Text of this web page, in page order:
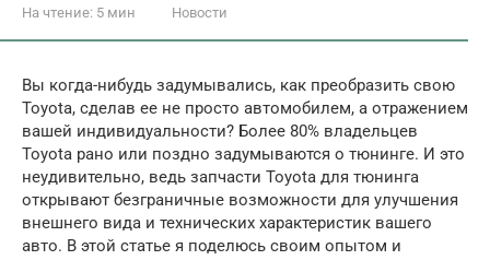
На чтение: 5 мин Новости
Вы когда-нибудь задумывались, как преобразить свою
Toyota, сделав ее не просто автомобилем, а отражением
вашей индивидуальности? Более 80% владельцев
Toyota рано или поздно задумываются о тюнинге. И это
неудивительно, ведь запчасти Toyota для тюнинга
открывают безграничные возможности для улучшения
внешнего вида и технических характеристик вашего
авто. В этой статье я поделюсь своим опытом и